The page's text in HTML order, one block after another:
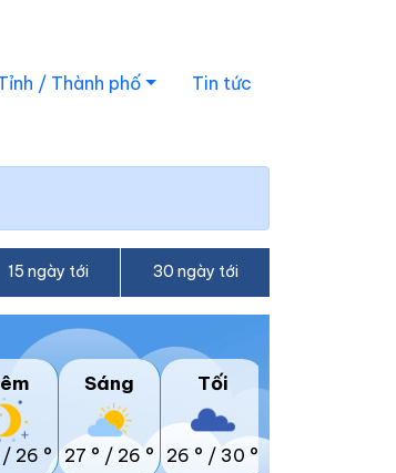
/ Thành phố Tin tức
15 ngày tới 30 ngày tới
/ 26 °
Sáng
27 ° / 26 °
Tối
26 ° / 30 °